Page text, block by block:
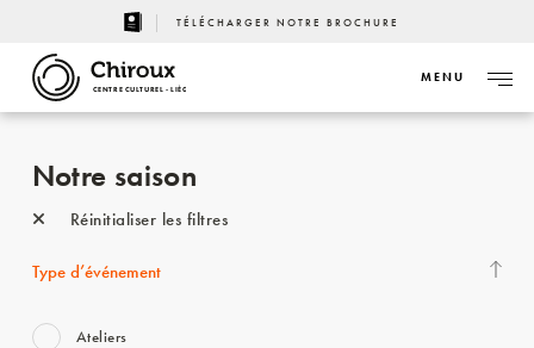
TÉLÉCHARGER NOTRE BROCHURE
CENTRE CULTUREL - LIÈGE
MENU
Notre saison
Réinitialiser les filtres
Type d’événement
Ateliers